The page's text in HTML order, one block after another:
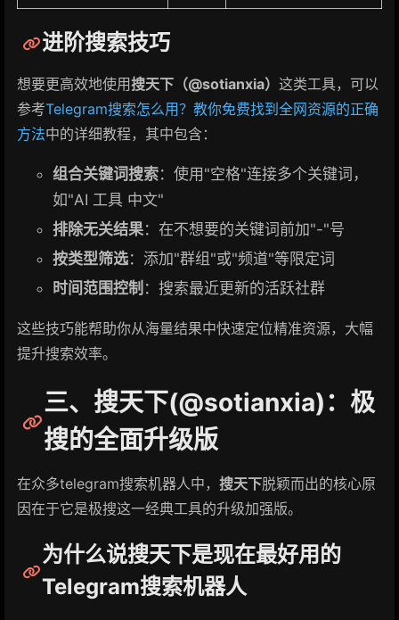
进阶搜索技巧
想要更高效地使用搜天下（@sotianxia） 这类工具，可以
参考Telegram搜索怎么用？教你免费找到全网资源的正确
方法中的详细教程，其中包含：
组合关键词搜索：使用"空格"连接多个关键词，
如"AI 工具 中文"
排除无关结果：在不想要的关键词前加"-"号
按类型筛选：添加"群组"或"频道"等限定词
时间范围控制 ：搜索最近更新的活跃社群
这些技巧能帮助你从海量结果中快速定位精准资源，大幅
提升搜索效率。
三、搜天下(@sotianxia)：极
搜的全面升级版
在众多telegram搜索机器人中， 搜天下脱颖而出的核心原
因在于它是极搜这一经典工具的升级加强版。
为什么说搜天下是现在最好用的
Telegram搜索机器人